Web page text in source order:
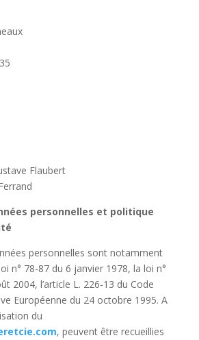
Flaubert
personnelles et politique
personnelles sont notamment
n° 78-87 du 6 janvier 1978, la loi n°
2004, l’article L. 226-13 du Code
Européenne du 24 octobre 1995. A
du
, peuvent être recueillies